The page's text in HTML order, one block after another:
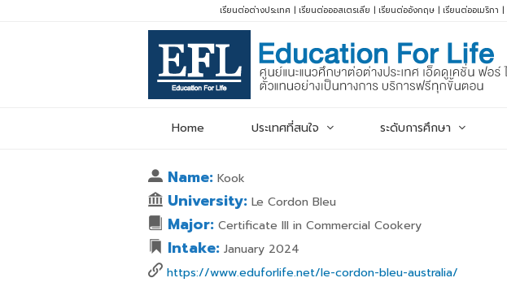
เรียนต่อต่างประเทศ | เรียนต่อออสเตรเลีย | เรียนต่ออังกฤษ | เรียนต่ออเมริกา |
Home ประเทศที่สนใจ ระดับการศึกษา
Name: Kook
University: Le Cordon Bleu
Major: Certificate III in Commercial Cookery
Intake: January 2024
https://www.eduforlife.net/le-cordon-bleu-australia/